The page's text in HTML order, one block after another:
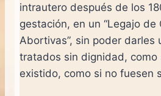
intrautero después de los
gestación, en un “Legajo de
Abortivas”, sin poder darles
tratados sin dignidad, como
existido, como si no fuesen